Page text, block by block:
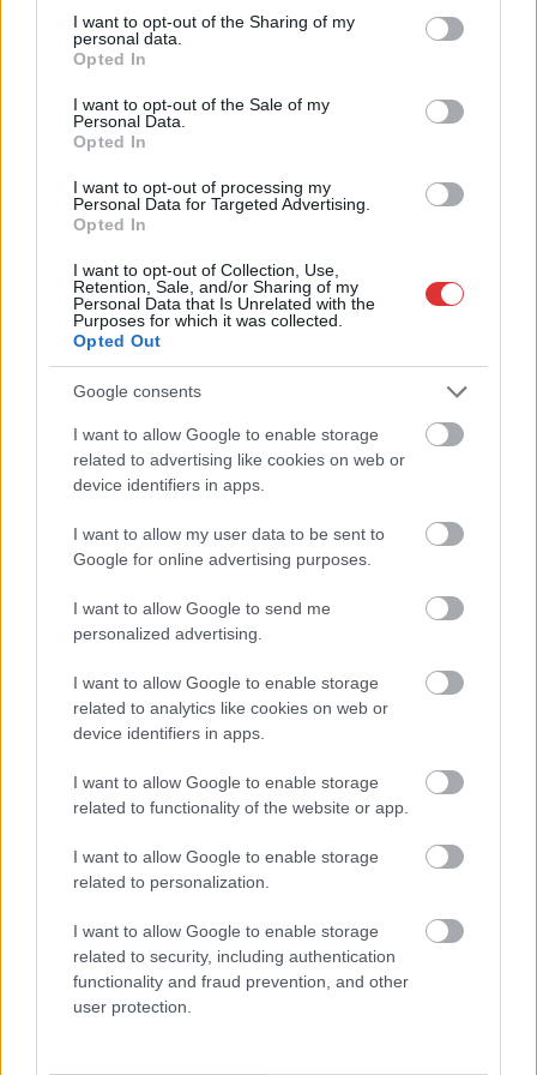
not limited to your visit or usage behaviour. You may click to
grant or deny consent to Google and its third-party tags to
use your data for below specified purposes in below Google
consent section.
I want to opt-out of the Sharing of my
personal data.
Opted In
I want to opt-out of the Sale of my
Personal Data.
Opted In
I want to opt-out of processing my
Personal Data for Targeted Advertising.
Opted In
I want to opt-out of Collection, Use,
Retention, Sale, and/or Sharing of my
Personal Data that Is Unrelated with the
Purposes for which it was collected.
Opted Out
Google consents
I want to allow Google to enable storage
related to advertising like cookies on web or
device identifiers in apps.
I want to allow my user data to be sent to
Google for online advertising purposes.
I want to allow Google to send me
personalized advertising.
I want to allow Google to enable storage
related to analytics like cookies on web or
device identifiers in apps.
I want to allow Google to enable storage
related to functionality of the website or app.
I want to allow Google to enable storage
related to personalization.
I want to allow Google to enable storage
related to security, including authentication
functionality and fraud prevention, and other
user protection.
több otthoni kútból fogy ki a víz
Szolnokon egy kulcsfontosságú körforgalmat részlegesen
lezárnak a napokban, a közlekedés az átlagost is meghaladó
mértékben lebénul
alapos késések alakultak ki a menetrendhez képest,
kimaradás is előfordult
Ön szerint hogy készül a hamisítatlan szolnoki habos isler?
Országos ellenőrzés indult a hazai akkumulátoripari
üzemekben
Az idei év leglassabb növekedését hozta a június a
Györfi Mihály több tucat vállalkozással egyeztetett a
kerékpárgyár dolgozóinak megsegítéséről
41 fok fölé forrósodott az ország, Szolnokon pedig egy másik
rekord is megdőlt
Egy telefonhívást akart, végül rendőrök vitték el a mezőtúri
A Tisza kormány minisztere újabb nagy változásokról döntött
a közoktatásban – például az iskolaigazgatók visszakapják
munkáltatói jogaikat
Sok volt az igazolatlan hiányzás, Pócs János fizetéslevonást
kapott, más fideszesek még kevesebbet vittek haza
további üzemeltetését
állapotban levő buszmegálló mutatja, hogy Szolnok mennyire
élhető város
Pénteken újra csökken a benzin és a gázolaj ára is